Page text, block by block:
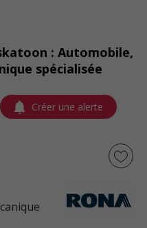
: Automobile,
spécialisée
Créer une alerte